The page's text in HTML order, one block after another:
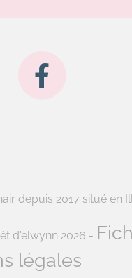
depuis 2017 situé en
d'elwynn 2026 -
légales